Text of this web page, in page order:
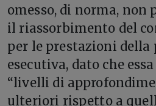
omesso, di norma, non
il riassorbimento del
per le prestazioni della
esecutiva, dato che
“livelli di
ulteriori rispetto a